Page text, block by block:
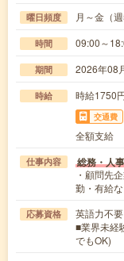
曜日頻度 月～金（
時間 09:00～
期間 2026年08
時給 時給1750
交通費
全額支給
仕事内容 総務・人
・顧問先
勤・有給
応募資格
英語力不要
■業界未経
でもOK)